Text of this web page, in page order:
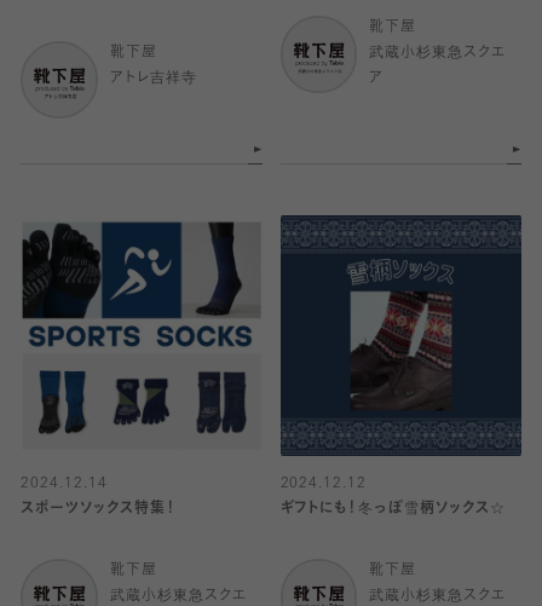
靴下屋
アトレ吉祥寺
靴下屋
武蔵小杉東急スクエ
ア
2024.12.14
スポーツソックス特集！
靴下屋
武蔵小杉東急スクエ
2024.12.12
ギフトにも！冬っぽ雪柄ソックス☆
靴下屋
武蔵小杉東急スクエ